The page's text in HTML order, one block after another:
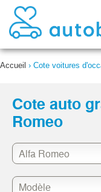
Accueil › Cote voitures
Cote auto
Romeo